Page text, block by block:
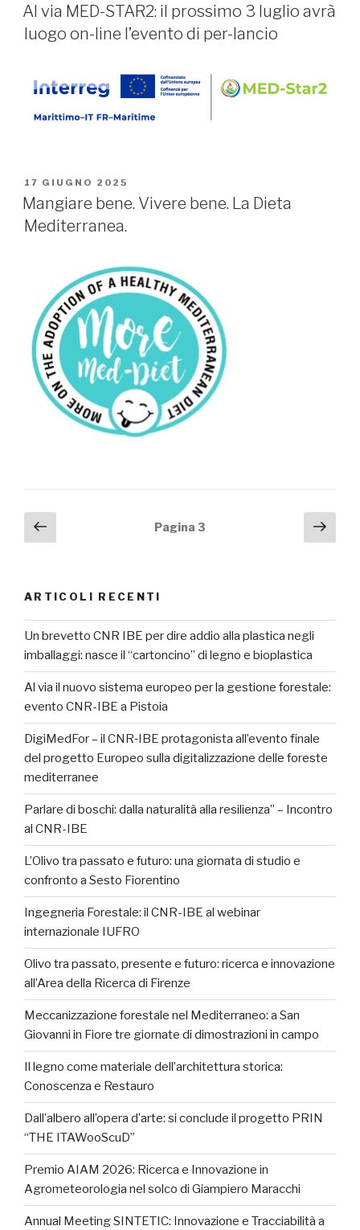
IL
Al via MED-STAR2: il prossimo 3 luglio avrà
luogo on-line l’evento di per-lancio
PUBBLICATO
IL
17 GIUGNO 2025
Mangiare bene. Vivere bene. La Dieta
Mediterranea.
Navigazione
articoliprecedente
Pagina 3
ARTICOLI RECENTI
Un brevetto CNR IBE per dire addio alla plastica negli
imballaggi: nasce il “cartoncino” di legno e bioplastica
Al via il nuovo sistema europeo per la gestione forestale:
evento CNR-IBE a Pistoia
DigiMedFor – il CNR‑IBE protagonista all’evento finale
del progetto Europeo sulla digitalizzazione delle foreste
mediterranee
Parlare di boschi: dalla naturalità alla resilienza” – Incontro
al CNR-IBE
L’Olivo tra passato e futuro: una giornata di studio e
confronto a Sesto Fiorentino
Ingegneria Forestale: il CNR-IBE al webinar
internazionale IUFRO
Olivo tra passato, presente e futuro: ricerca e innovazione
all’Area della Ricerca di Firenze
Meccanizzazione forestale nel Mediterraneo: a San
Giovanni in Fiore tre giornate di dimostrazioni in campo
Il legno come materiale dell’architettura storica:
Conoscenza e Restauro
Dall’albero all’opera d’arte: si conclude il progetto PRIN
“THE ITAWooScuD”
Premio AIAM 2026: Ricerca e Innovazione in
Agrometeorologia nel solco di Giampiero Maracchi
Annual Meeting SINTETIC: Innovazione e Tracciabilità a